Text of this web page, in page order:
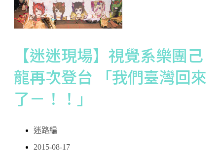
【迷迷現場】視覺系樂團己
龍再次登台 「我們臺灣回來
了－！！」
迷路編
2015-08-17